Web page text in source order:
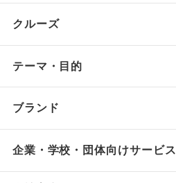
クルーズ
テーマ・目的
ブランド
企業・学校・団体向けサービス